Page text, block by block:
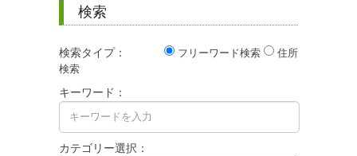
検索
検索タイプ： フリーワード検索
住所
検索
キーワード：
カテゴリー選択：